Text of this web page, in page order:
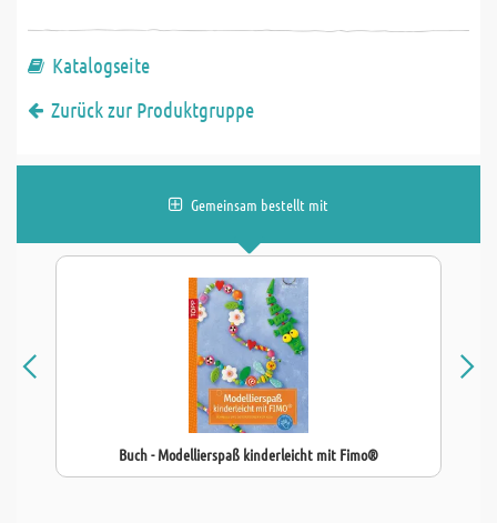
Katalogseite
Zurück zur Produktgruppe
Gemeinsam bestellt mit
Buch - Modellierspaß kinderleicht mit Fimo®